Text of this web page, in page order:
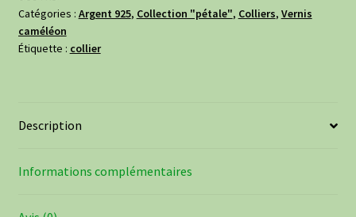
argent
925
-
violet
Catégories : Argent 925, Collection "pétale", Colliers, Vernis
caméléon
Étiquette : collier
Description
Informations complémentaires